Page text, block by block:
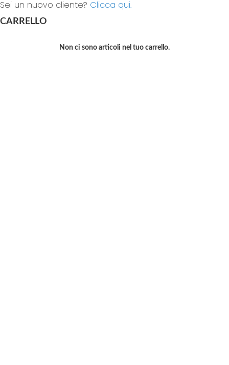
Sei un nuovo cliente? Clicca qui.
CARRELLO
Non ci sono articoli nel tuo carrello.